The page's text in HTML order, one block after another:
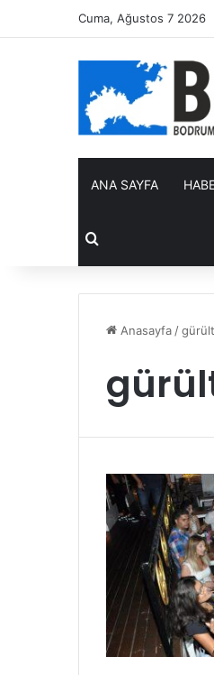
Cuma, Ağustos 7 2026
ANA SAYFA
Arama yap ...
Anasayfa /